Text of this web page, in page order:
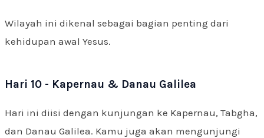
Wilayah ini dikenal sebagai bagian penting dari
kehidupan awal Yesus.
Hari 10 - Kapernau & Danau Galilea
Hari ini diisi dengan kunjungan ke Kapernau, Tabgha,
dan Danau Galilea. Kamu juga akan mengunjungi